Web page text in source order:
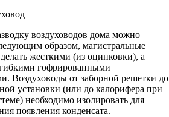
воздуховодов дома можно
образом, магистральные
жесткими (из оцинковки), а
гофрированными
Воздуховоды от заборной решетки до
установки (или до калорифера при
необходимо изолировать для
появления конденсата.